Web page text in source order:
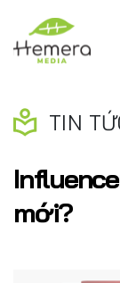
TIN
mới?